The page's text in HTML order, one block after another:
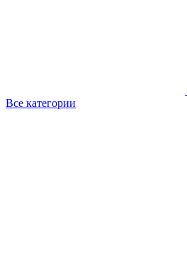
Все категории